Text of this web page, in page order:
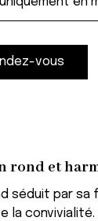
vous
rond et
séduit par sa
la